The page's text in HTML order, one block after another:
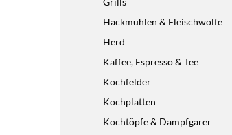
Hackmühlen & Fleischwölfe
Herd
Kaffee, Espresso & Tee
Kochfelder
Kochplatten
Kochtöpfe & Dampfgarer